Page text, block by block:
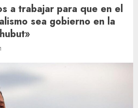
a trabajar para que en el
sea gobierno en la